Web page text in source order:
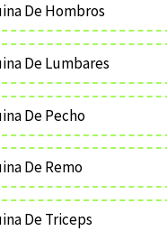
De Hombros
De Lumbares
De Pecho
De Remo
De Triceps